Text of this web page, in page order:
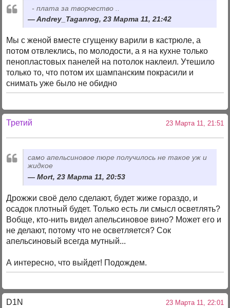
- плата за творчество ..
Andrey_Taganrog, 23 Марта 11, 21:42
Мы с женой вместе сгущенку варили в кастрюле, а
потом отвлеклись, по молодости, а я на кухне только
пенопластовых панелей на потолок наклеил. Утешило
только то, что потом их шампанским покрасили и
снимать уже было не обидно
Третий 23 Марта 11, 21:51
само апельсиновое пюре получилось не такое уж и
жидкое
Mort, 23 Марта 11, 20:53
Дрожжи своё дело сделают, будет жиже гораздо, и
осадок плотный будет. Только есть ли смысл осветлять?
Вобще, кто-нить видел апельсиновое вино? Может его и
не делают, потому что не осветляется? Сок
апельсиновый всегда мутный...
А интересно, что выйдет! Подождем.
D1N 23 Марта 11, 22:01